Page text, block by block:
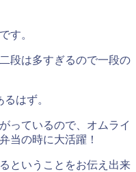
す。
段は多すぎるので一段の
はず。
っているので、オムライ
当の時に大活躍！
ということをお伝え出来